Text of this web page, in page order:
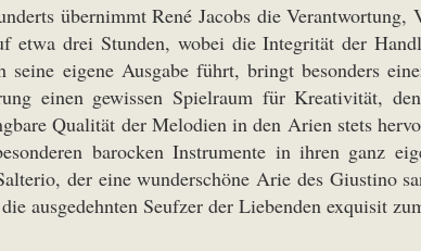
übernimmt René Jacobs die
etwa drei Stunden, wobei die Integrität der
eigene Ausgabe führt, bringt besonders
einen gewissen Spielraum für Kreativität,
Qualität der Melodien in den Arien stets
barocken Instrumente in ihren ganz
der eine wunderschöne Arie des Giustino
ausgedehnten Seufzer der Liebenden exquisit